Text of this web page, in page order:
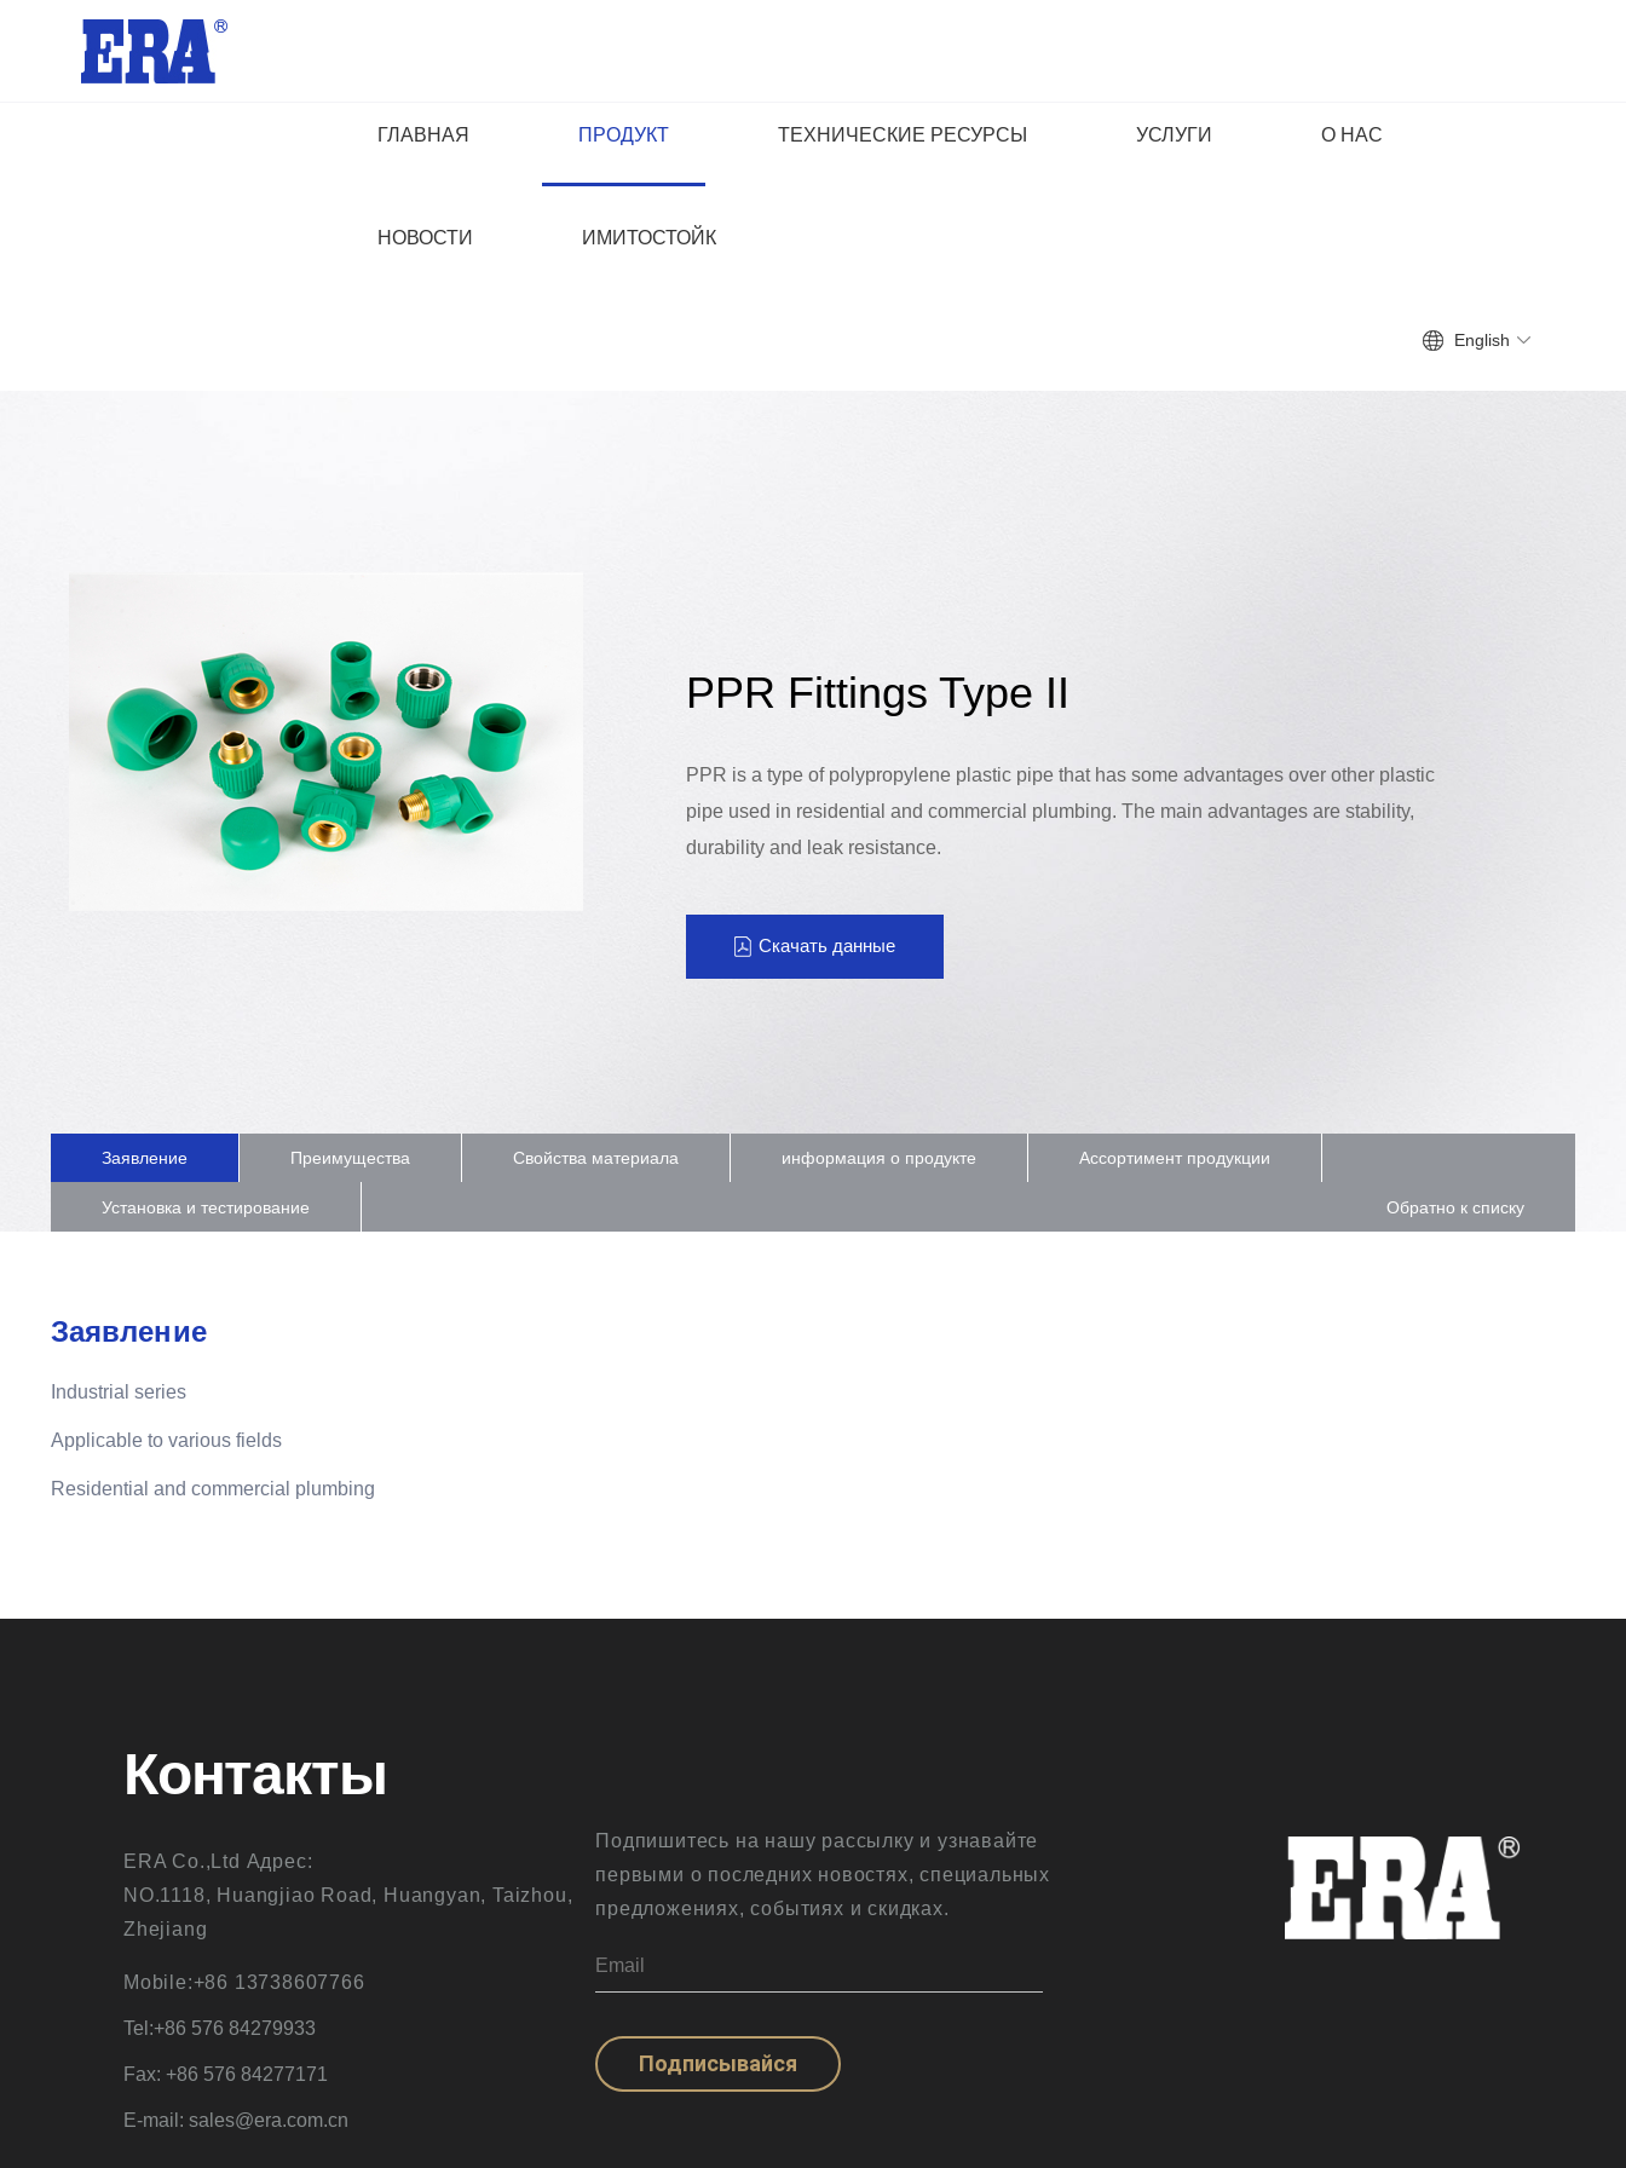
ГЛАВНАЯ ПРОДУКТ ТЕХНИЧЕСКИЕ РЕСУРСЫ УСЛУГИ О НАС
НОВОСТИ ИМИТОСТОЙК
English
PPR Fittings Type II
PPR is a type of polypropylene plastic pipe that has some advantages over other plastic
pipe used in residential and commercial plumbing. The main advantages are stability,
durability and leak resistance.
Скачать данные
Заявление Преимущества Свойства материала информация о продукте Ассортимент продукции
Установка и тестирование Обратно к списку
Заявление
Industrial series
Applicable to various fields
Residential and commercial plumbing
Контакты
ERA Co.,Ltd Адрес:
NO.1118, Huangjiao Road, Huangyan, Taizhou,
Zhejiang
Mobile:+86 13738607766
Tel:+86 576 84279933
Fax: +86 576 84277171
E-mail: sales@era.com.cn
Подпишитесь на нашу рассылку и узнавайте
первыми о последних новостях, специальных
предложениях, событиях и скидках.
Подписывайся